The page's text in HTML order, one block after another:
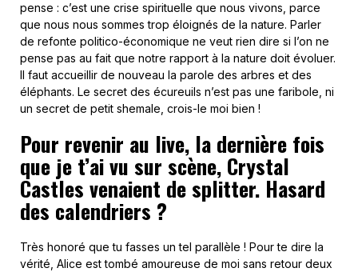
pense : c’est une crise spirituelle que nous vivons, parce
que nous nous sommes trop éloignés de la nature. Parler
de refonte politico-économique ne veut rien dire si l’on ne
pense pas au fait que notre rapport à la nature doit évoluer.
Il faut accueillir de nouveau la parole des arbres et des
éléphants. Le secret des écureuils n’est pas une faribole, ni
un secret de petit shemale, crois-le moi bien !
Pour revenir au live, la dernière fois
que je t’ai vu sur scène, Crystal
Castles venaient de splitter. Hasard
des calendriers ?
Très honoré que tu fasses un tel parallèle ! Pour te dire la
vérité, Alice est tombé amoureuse de moi sans retour deux